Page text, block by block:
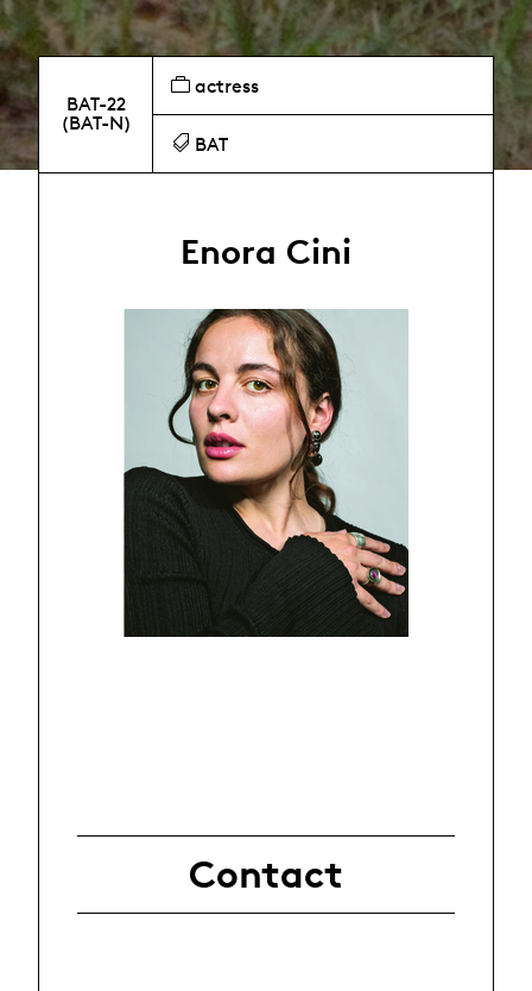
BAT-22
(BAT-N)
actress
BAT
Enora Cini
Contact